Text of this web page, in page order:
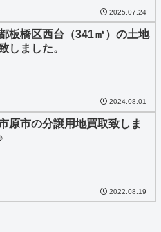
2025.07.24
板橋区西台（341㎡）の土地
しました。
2024.08.01
原市の分譲用地買取致しま
2022.08.19